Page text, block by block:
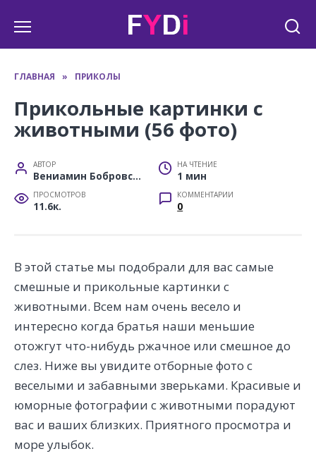
ГЛАВНАЯ » ПРИКОЛЫ
Прикольные картинки с
животными (56 фото)
АВТОР
Вениамин Бобровский
НА ЧТЕНИЕ
1 мин
ПРОСМОТРОВ
11.6к.
КОММЕНТАРИИ
0
В этой статье мы подобрали для вас самые
смешные и прикольные картинки с
животными. Всем нам очень весело и
интересно когда братья наши меньшие
отожгут что-нибудь ржачное или смешное до
слез. Ниже вы увидите отборные фото с
веселыми и забавными зверьками. Красивые и
юморные фотографии с животными порадуют
вас и ваших близких. Приятного просмотра и
море улыбок.